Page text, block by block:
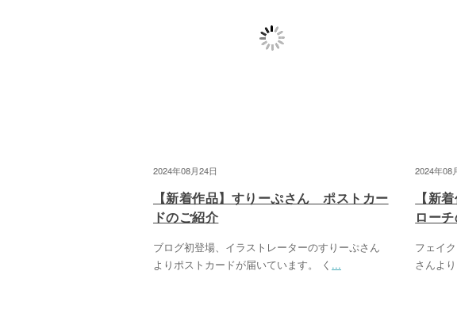
2024年08月24日
【新着作品】すりーぷさん ポストカー
ドのご紹介
ブログ初登場、イラストレーターのすりーぷさん
よりポストカードが届いています。 く ...
2024年08
【新
ロー
フェイ
さんよ